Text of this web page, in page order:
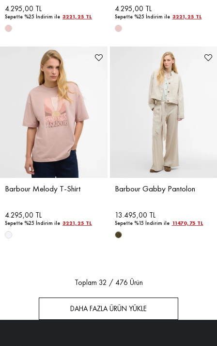
4.295,00 TL
Sepette %25 İndirim ile 3221,25 TL
4.295,00 TL
Sepette %25 İndirim ile 3221,25 TL
Barbour Melody T-Shirt
4.295,00 TL
Sepette %25 İndirim ile 3221,25 TL
Barbour Gabby Pantolon
13.495,00 TL
Sepette %15 İndirim ile 11470,75 TL
Toplam 32 / 476 Ürün
DAHA FAZLA ÜRÜN YÜKLE